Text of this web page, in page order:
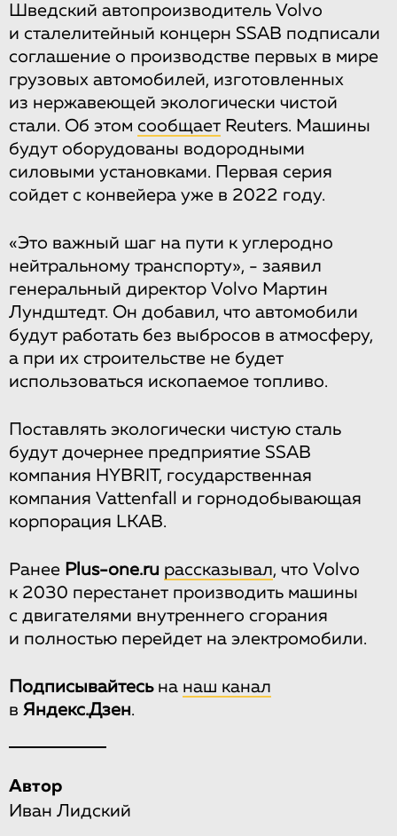
Шведский автопроизводитель Volvo
и сталелитейный концерн SSAB подписали
соглашение о производстве первых в мире
грузовых автомобилей, изготовленных
из нержавеющей экологически чистой
стали. Об этом сообщает Reuters. Машины
будут оборудованы водородными
силовыми установками. Первая серия
сойдет с конвейера уже в 2022 году.
«Это важный шаг на пути к углеродно
нейтральному транспорту», ​​- заявил
генеральный директор Volvo Мартин
Лундштедт. Он добавил, что автомобили
будут работать без выбросов в атмосферу,
а при их строительстве не будет
использоваться ископаемое топливо.
Поставлять экологически чистую сталь
будут дочернее предприятие SSAB
компания HYBRIT, государственная
компания Vattenfall и горнодобывающая
корпорация LKAB.
Ранее Plus-one.ru рассказывал, что Volvo
к 2030 перестанет производить машины
с двигателями внутреннего сгорания
и полностью перейдет на электромобили.
Подписывайтесьна наш канал
в Яндекс.Дзен.
Автор
Иван Лидский